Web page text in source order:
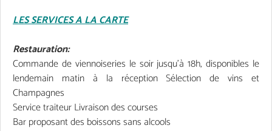
LES SERVICES A LA CARTE
Restauration:
Commande de viennoiseries le soir jusqu’à 18h, disponibles le
lendemain matin à la réception Sélection de vins et
Champagnes
Service traiteur Livraison des courses
Bar proposant des boissons sans alcools